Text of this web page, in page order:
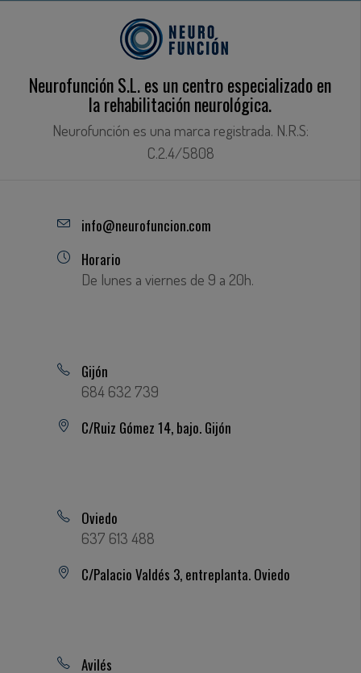
Neurofunción S.L. es un centro especializado en
la rehabilitación neurológica.
Neurofunción es una marca registrada. N.R.S:
C.2.4/5808
info@neurofuncion.com
Horario
De lunes a viernes de 9 a 20h.
Gijón
684 632 739
C/Ruiz Gómez 14, bajo. Gijón
Oviedo
637 613 488
C/Palacio Valdés 3, entreplanta. Oviedo
Avilés